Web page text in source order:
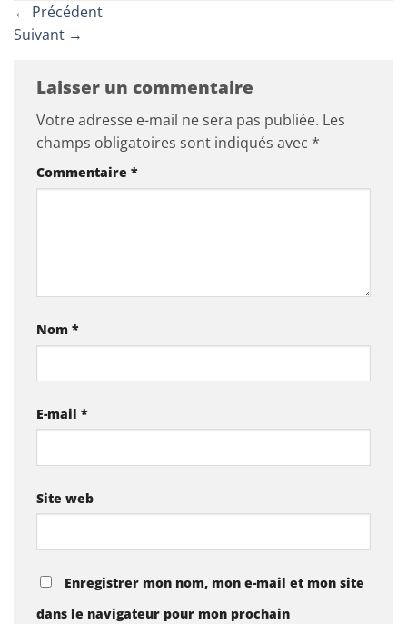
← Précédent
Suivant →
Laisser un commentaire
Votre adresse e-mail ne sera pas publiée. Les
champs obligatoires sont indiqués avec *
Commentaire *
Nom *
E-mail *
Site web
Enregistrer mon nom, mon e-mail et mon site
dans le navigateur pour mon prochain